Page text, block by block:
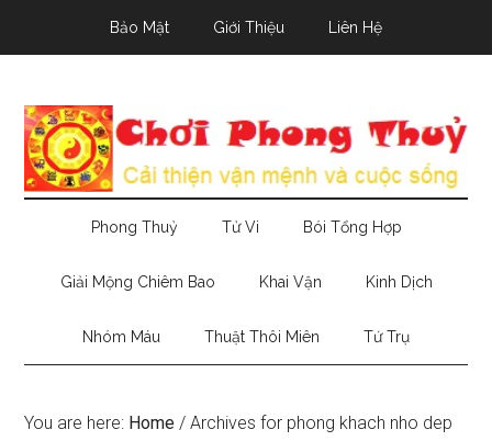
Bảo Mật Giới Thiệu Liên Hệ
Phong Thuỷ Tử Vi Bói Tổng Hợp
Giải Mộng Chiêm Bao Khai Vận Kinh Dịch
Nhóm Máu Thuật Thôi Miên Tứ Trụ
You are here: Home / Archives for phong khach nho dep